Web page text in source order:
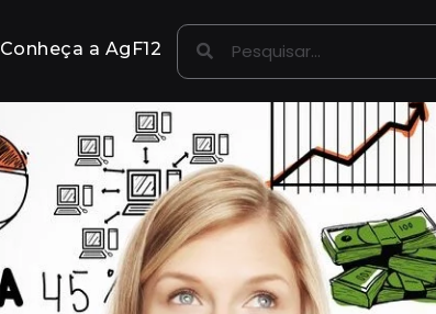
Conheça a AgF12